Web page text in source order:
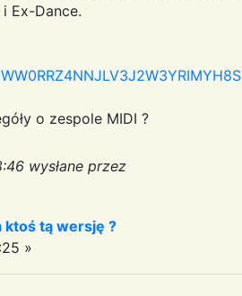
Ex-Dance.
o zespole MIDI ?
wysłane przez
ktoś tą wersję ?
»